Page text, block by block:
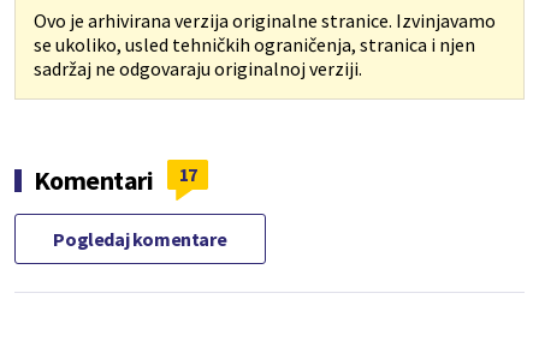
Ovo je arhivirana verzija originalne stranice. Izvinjavamo
se ukoliko, usled tehničkih ograničenja, stranica i njen
sadržaj ne odgovaraju originalnoj verziji.
Komentari 17
Pogledaj komentare